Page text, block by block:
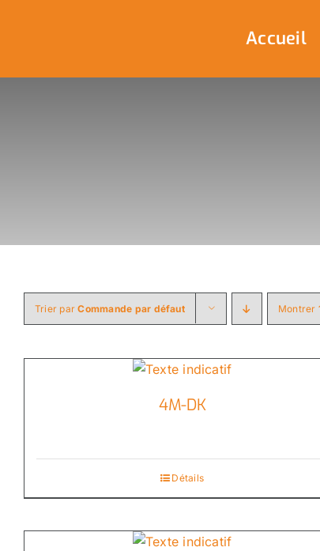
Accueil
Trier parCommande par défaut Montrer
4M-DK
Détails